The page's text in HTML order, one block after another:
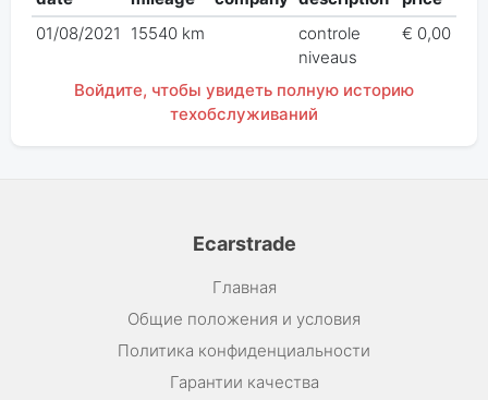
01/08/2021
15540 km
controle
niveaus
€ 0,00
Войдите, чтобы увидеть полную историю
техобслуживаний
Ecarstrade
Главная
Общие положения и условия
Политика конфиденциальности
Гарантии качества